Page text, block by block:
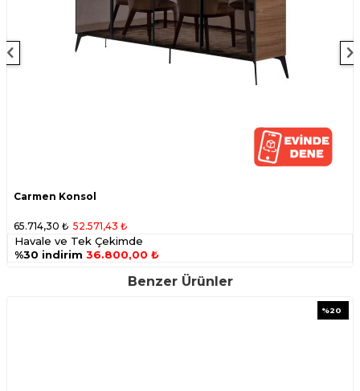
Carmen Konsol
65.714,30 ₺ 52.571,43 ₺
Havale ve Tek Çekimde
%30 indirim 36.800,00 ₺
Benzer Ürünler
%20